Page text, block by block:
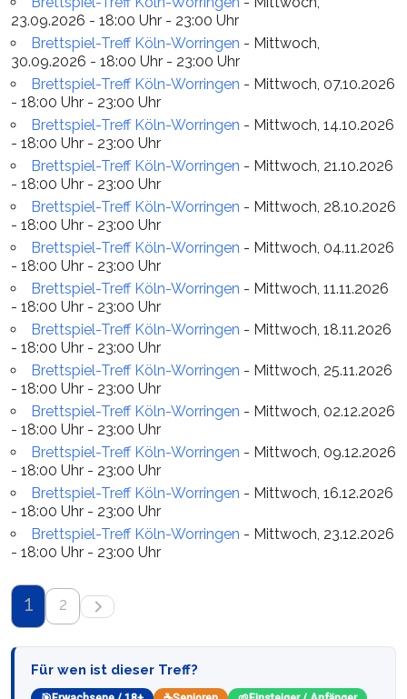
23.09.2026 - 18:00 Uhr - 23:00 Uhr
Brettspiel-Treff Köln-Worringen - Mittwoch,
30.09.2026 - 18:00 Uhr - 23:00 Uhr
Brettspiel-Treff Köln-Worringen - Mittwoch, 07.10.2026
- 18:00 Uhr - 23:00 Uhr
Brettspiel-Treff Köln-Worringen - Mittwoch, 14.10.2026
- 18:00 Uhr - 23:00 Uhr
Brettspiel-Treff Köln-Worringen - Mittwoch, 21.10.2026
- 18:00 Uhr - 23:00 Uhr
Brettspiel-Treff Köln-Worringen - Mittwoch, 28.10.2026
- 18:00 Uhr - 23:00 Uhr
Brettspiel-Treff Köln-Worringen - Mittwoch, 04.11.2026
- 18:00 Uhr - 23:00 Uhr
Brettspiel-Treff Köln-Worringen - Mittwoch, 11.11.2026
- 18:00 Uhr - 23:00 Uhr
Brettspiel-Treff Köln-Worringen - Mittwoch, 18.11.2026
- 18:00 Uhr - 23:00 Uhr
Brettspiel-Treff Köln-Worringen - Mittwoch, 25.11.2026
- 18:00 Uhr - 23:00 Uhr
Brettspiel-Treff Köln-Worringen - Mittwoch, 02.12.2026
- 18:00 Uhr - 23:00 Uhr
Brettspiel-Treff Köln-Worringen - Mittwoch, 09.12.2026
- 18:00 Uhr - 23:00 Uhr
Brettspiel-Treff Köln-Worringen - Mittwoch, 16.12.2026
- 18:00 Uhr - 23:00 Uhr
Brettspiel-Treff Köln-Worringen - Mittwoch, 23.12.2026
- 18:00 Uhr - 23:00 Uhr
1 2
Für wen ist dieser Treff?